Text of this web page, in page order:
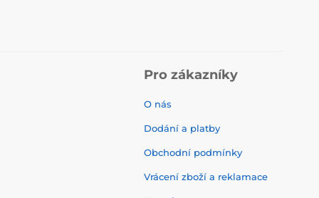
Pro zákazníky
O nás
Dodání a platby
Obchodní podmínky
Vrácení zboží a reklamace